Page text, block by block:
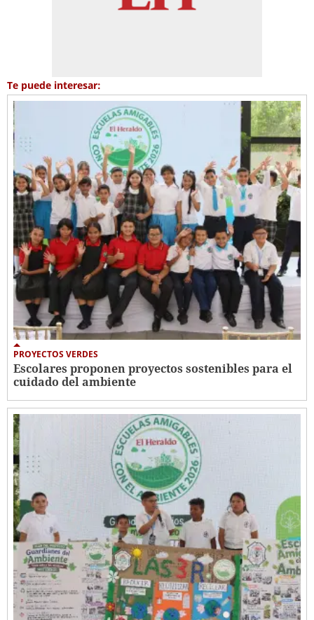
Te puede interesar:
PROYECTOS VERDES
Escolares proponen proyectos sostenibles para el
cuidado del ambiente